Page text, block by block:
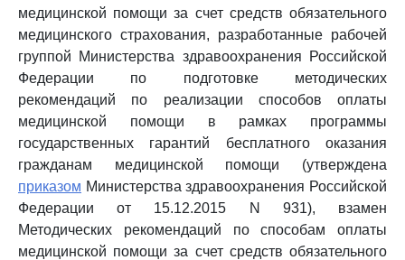
медицинской помощи за счет средств обязательного
медицинского страхования, разработанные рабочей
группой Министерства здравоохранения Российской
Федерации по подготовке методических
рекомендаций по реализации способов оплаты
медицинской помощи в рамках программы
государственных гарантий бесплатного оказания
гражданам медицинской помощи (утверждена
приказом Министерства здравоохранения Российской
Федерации от 15.12.2015 N 931), взамен
Методических рекомендаций по способам оплаты
медицинской помощи за счет средств обязательного